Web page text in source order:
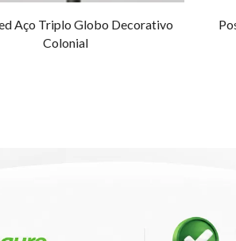
Aço Triplo Globo Decorativo
Colonial